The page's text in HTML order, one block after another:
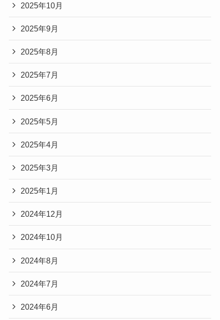
2025年10月
2025年9月
2025年8月
2025年7月
2025年6月
2025年5月
2025年4月
2025年3月
2025年1月
2024年12月
2024年10月
2024年8月
2024年7月
2024年6月